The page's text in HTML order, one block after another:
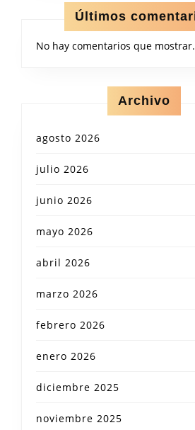
Últimos
No hay comentarios que mostrar.
Archivo
agosto 2026
julio 2026
junio 2026
mayo 2026
abril 2026
marzo 2026
febrero 2026
enero 2026
diciembre 2025
noviembre 2025